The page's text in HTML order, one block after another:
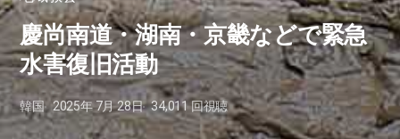
慶尚南道・湖南・京畿などで緊急
水害復旧活動
韓国 2025年 7月 28日 34,011回視聴